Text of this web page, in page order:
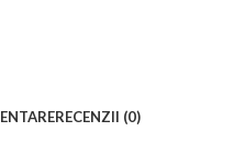
RECENZII (0)